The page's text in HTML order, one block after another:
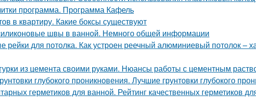
программа. Программа Кафель
в квартиру. Какие боксы существуют
швы в ванной. Немного общей информации
для потолка. Как устроен реечный алюминиевый потолок –
из цемента своими руками. Нюансы работы с цементным
глубокого проникновения. Лучшие грунтовки глубокого
герметиков для ванной. Рейтинг качественных герметиков